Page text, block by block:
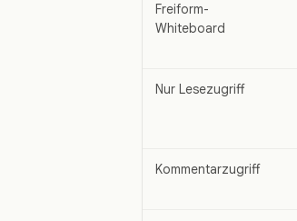
Freiform-
Whiteboard
Nur Lesezugriff
Kommentarzugriff